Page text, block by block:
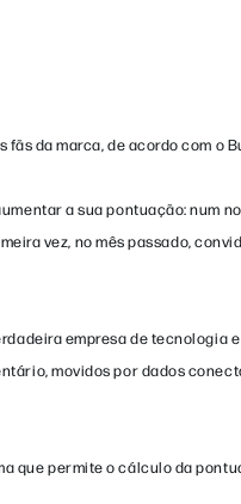
da marca, de acordo com o
a sua pontuação: num
vez, no mês passado,
empresa de tecnologia
movidos por dados
que permite o cálculo da